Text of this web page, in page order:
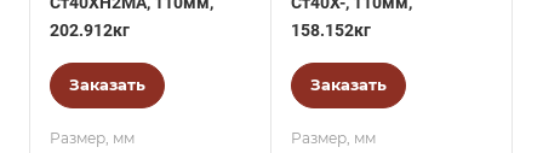
202.912кг
Заказать
Размер, мм
158.152кг
Заказать
Размер, мм